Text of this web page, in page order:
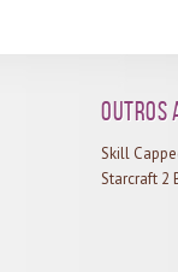
Outros
Skill
Starcraft 2